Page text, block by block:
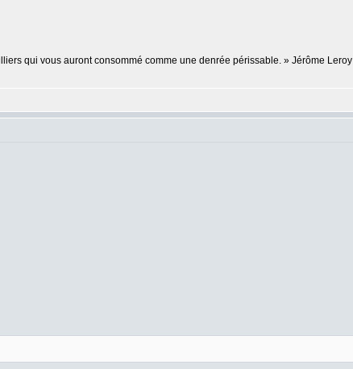
qui vous auront consommé comme une denrée périssable. » Jérôme Leroy